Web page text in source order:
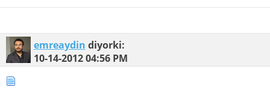
emreaydin diyorki:
10-14-201204:56 PM